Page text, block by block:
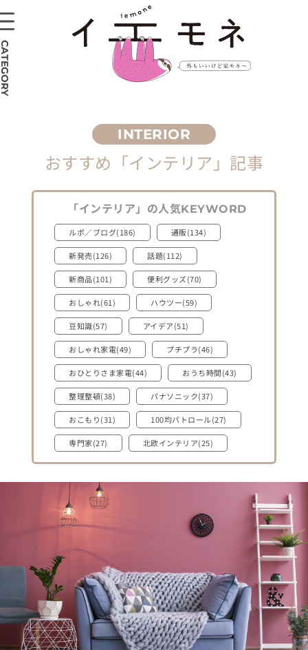
おすすめ 「インテリア」 記事
「インテリア」 の人気KEYWORD
ルポ／ブログ(186) 通販(134)
新発売(126) 話題(112)
新商品(101) 便利グッズ(70)
おしゃれ(61) ハウツー(59)
豆知識(57) アイデア(51)
おしゃれ家電(49) プチプラ(46)
おひとりさま家電(44) おうち時間(43)
整理整頓(38) パナソニック(37)
おこもり(31) 100均パトロール(27)
専門家(27) 北欧インテリア(25)